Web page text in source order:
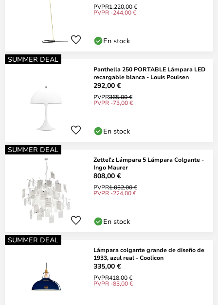
PVPR1.220,00 €
PVPR -244,00 €
En stock
SUMMER DEAL
Panthella 250 PORTABLE Lámpara LED
recargable blanca - Louis Poulsen
292,00 €
PVPR365,00 €
PVPR -73,00 €
En stock
SUMMER DEAL
Zettel'z Lámpara 5 Lámpara Colgante -
Ingo Maurer
808,00 €
PVPR1.032,00 €
PVPR -224,00 €
En stock
SUMMER DEAL
Lámpara colgante grande de diseño de
1933, azul real - Coolicon
335,00 €
PVPR418,00 €
PVPR -83,00 €